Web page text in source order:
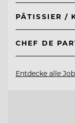
PÂTISSIER /
CHEF DE
Entdecke alle